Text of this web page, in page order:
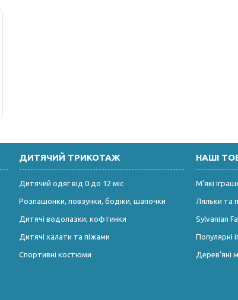
ДИТЯЧИЙ ТРИКОТАЖ
Дитячий одяг від 0 до 12 міс
Розпашонки, повзунки, бодіки, шапочки
Дитячі водолазки, кофтинки
Дитячі халати та піжами
Спортивні костюми
НАШІ
М’які
Ляльки та
Sylvanian
Популярні
Дерев’яні